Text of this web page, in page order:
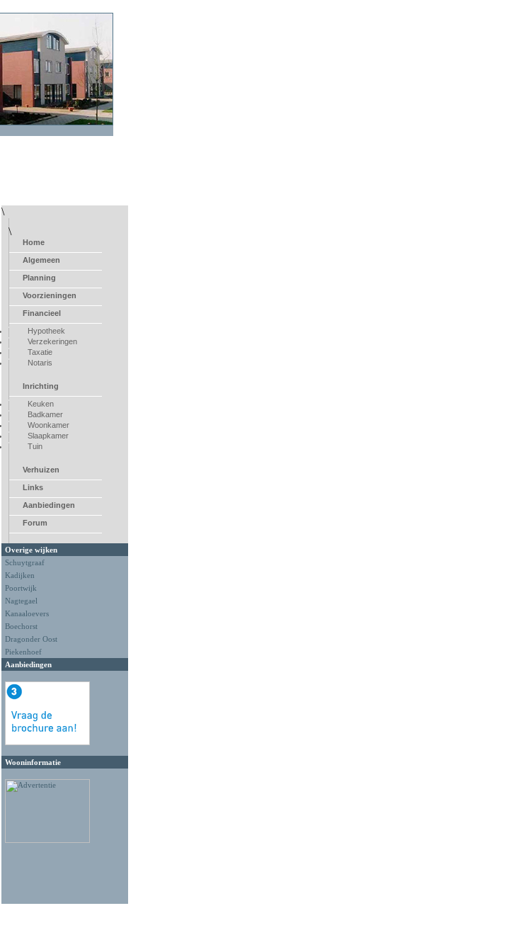
\
\
Home
Algemeen
Planning
Voorzieningen
Financieel
Hypotheek
Verzekeringen
Taxatie
Notaris
Inrichting
Keuken
Badkamer
Woonkamer
Slaapkamer
Tuin
Verhuizen
Links
Aanbiedingen
Forum
Overige wijken
Schuytgraaf
Kadijken
Poortwijk
Nagtegael
Kanaaloevers
Boechorst
Dragonder Oost
Piekenhoef
Aanbiedingen
Wooninformatie